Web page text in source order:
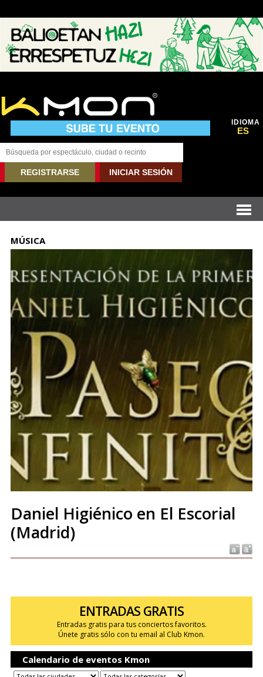
IDIOMA
ES
REGISTRARSE INICIAR SESIÓN
MÚSICA
Daniel Higiénico en El Escorial
(Madrid)
ENTRADAS GRATIS
Entradas gratis para tus conciertos favoritos.
Únete gratis sólo con tu email al Club Kmon.
Calendario de eventos Kmon